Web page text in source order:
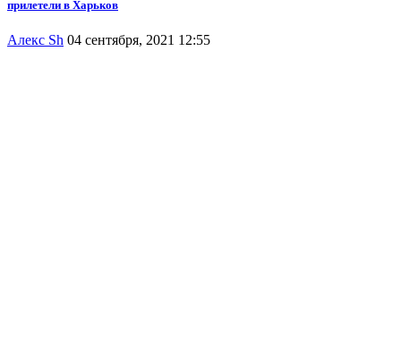
прилетели в Харьков
Алекс Sh 04 сентября, 2021 12:55